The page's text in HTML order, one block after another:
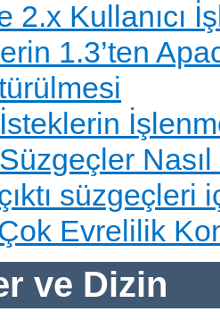
2.x Kullanıcı
1.3’ten
Nasıl
süzgeçleri
Evrelilik
ve Dizin